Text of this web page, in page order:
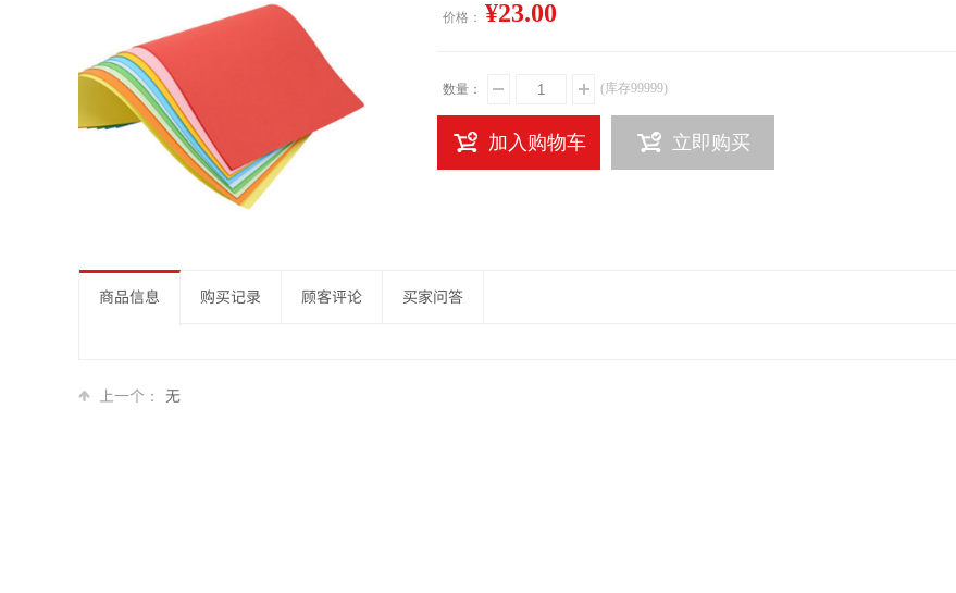
价格： ¥23.00
数量： (库存99999)
加入购物车 立即购买
商品信息 购买记录 顾客评论 买家问答
上一个： 无